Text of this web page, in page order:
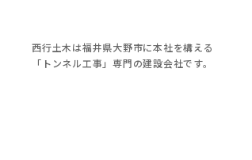
西行土木は福井県大野市に本社を構える
「トンネル工事」専門の建設会社です。